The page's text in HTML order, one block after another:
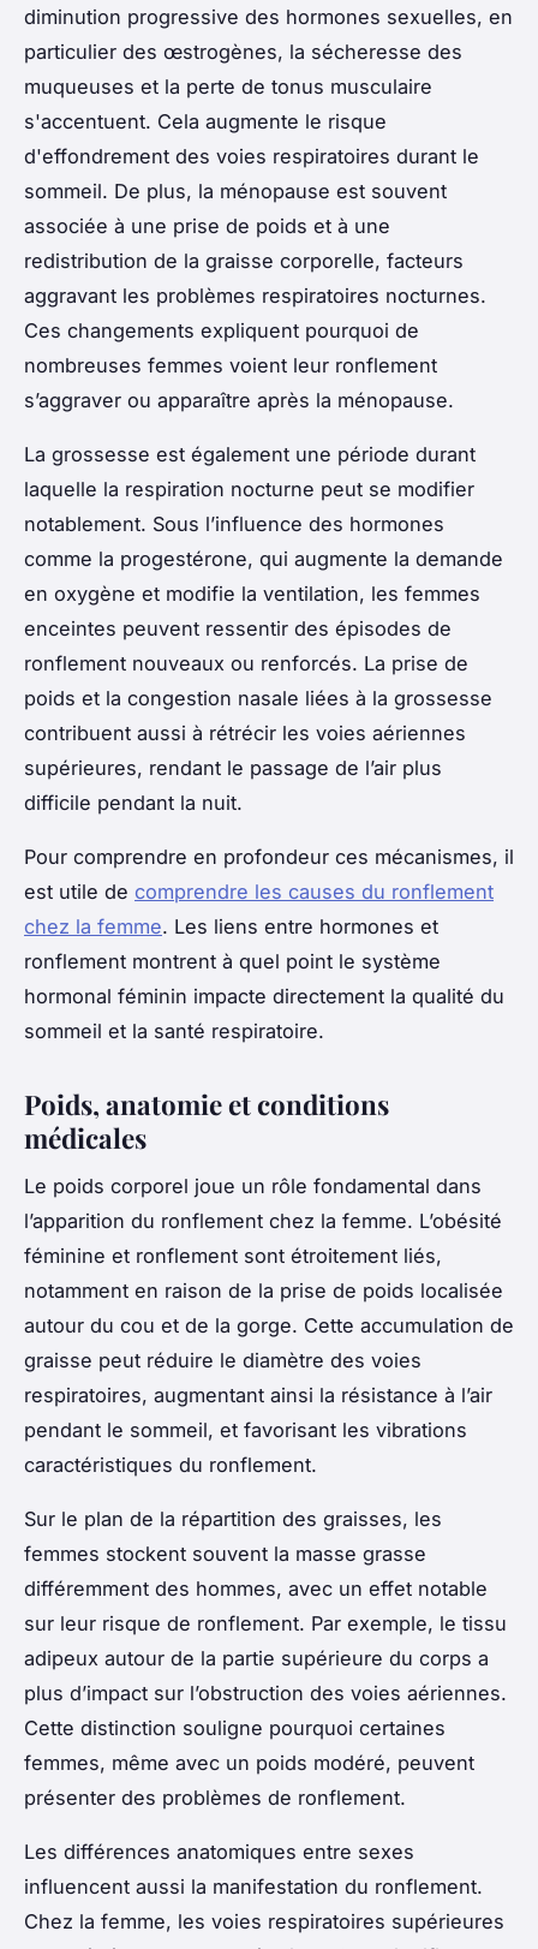
diminution progressive des hormones sexuelles, en
particulier des œstrogènes, la sécheresse des
muqueuses et la perte de tonus musculaire
s'accentuent. Cela augmente le risque
d'effondrement des voies respiratoires durant le
sommeil. De plus, la ménopause est souvent
associée à une prise de poids et à une
redistribution de la graisse corporelle, facteurs
aggravant les problèmes respiratoires nocturnes.
Ces changements expliquent pourquoi de
nombreuses femmes voient leur ronflement
s’aggraver ou apparaître après la ménopause.
La grossesse est également une période durant
laquelle la respiration nocturne peut se modifier
notablement. Sous l’influence des hormones
comme la progestérone, qui augmente la demande
en oxygène et modifie la ventilation, les femmes
enceintes peuvent ressentir des épisodes de
ronflement nouveaux ou renforcés. La prise de
poids et la congestion nasale liées à la grossesse
contribuent aussi à rétrécir les voies aériennes
supérieures, rendant le passage de l’air plus
difficile pendant la nuit.
Pour comprendre en profondeur ces mécanismes, il
est utile de comprendre les causes du ronflement
chez la femme. Les liens entre hormones et
ronflement montrent à quel point le système
hormonal féminin impacte directement la qualité du
sommeil et la santé respiratoire.
Poids, anatomie et conditions
médicales
Le poids corporel joue un rôle fondamental dans
l’apparition du ronflement chez la femme. L’obésité
féminine et ronflement sont étroitement liés,
notamment en raison de la prise de poids localisée
autour du cou et de la gorge. Cette accumulation de
graisse peut réduire le diamètre des voies
respiratoires, augmentant ainsi la résistance à l’air
pendant le sommeil, et favorisant les vibrations
caractéristiques du ronflement.
Sur le plan de la répartition des graisses, les
femmes stockent souvent la masse grasse
différemment des hommes, avec un effet notable
sur leur risque de ronflement. Par exemple, le tissu
adipeux autour de la partie supérieure du corps a
plus d’impact sur l’obstruction des voies aériennes.
Cette distinction souligne pourquoi certaines
femmes, même avec un poids modéré, peuvent
présenter des problèmes de ronflement.
Les différences anatomiques entre sexes
influencent aussi la manifestation du ronflement.
Chez la femme, les voies respiratoires supérieures